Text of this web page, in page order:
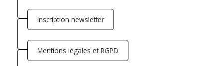
Inscription newsletter
Mentions légales et RGPD